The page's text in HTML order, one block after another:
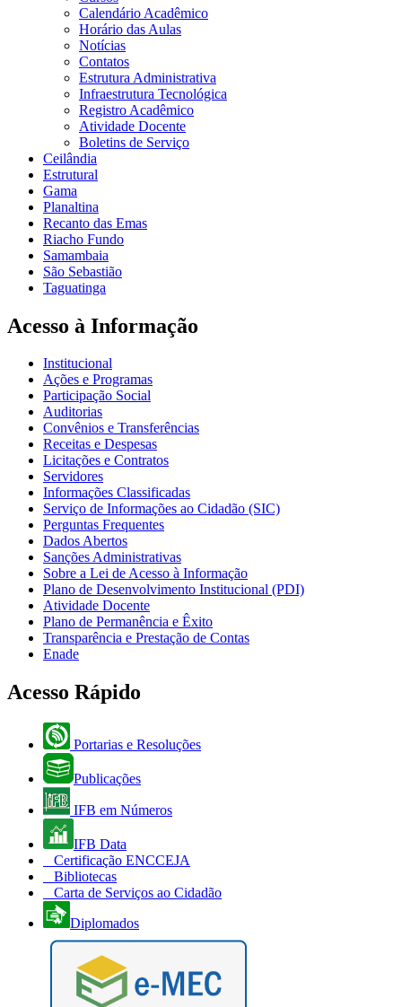
Calendário Acadêmico
Horário das Aulas
Notícias
Contatos
Estrutura Administrativa
Infraestrutura Tecnológica
Registro Acadêmico
Atividade Docente
Boletins de Serviço
Ceilândia
Estrutural
Gama
Planaltina
Recanto das Emas
Riacho Fundo
Samambaia
São Sebastião
Taguatinga
Acesso à Informação
Institucional
Ações e Programas
Participação Social
Auditorias
Convênios e Transferências
Receitas e Despesas
Licitações e Contratos
Servidores
Informações Classificadas
Serviço de Informações ao Cidadão (SIC)
Perguntas Frequentes
Dados Abertos
Sanções Administrativas
Sobre a Lei de Acesso à Informação
Plano de Desenvolvimento Institucional (PDI)
Atividade Docente
Plano de Permanência e Êxito
Transparência e Prestação de Contas
Enade
Acesso Rápido
Portarias e Resoluções
Publicações
IFB em Números
IFB Data
Certificação ENCCEJA
Bibliotecas
Carta de Serviços ao Cidadão
Diplomados